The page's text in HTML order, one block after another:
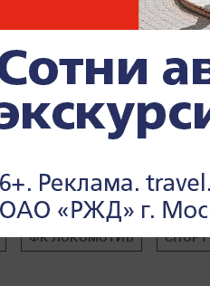
ФК ЛОКОМОТИВ СПОРТ